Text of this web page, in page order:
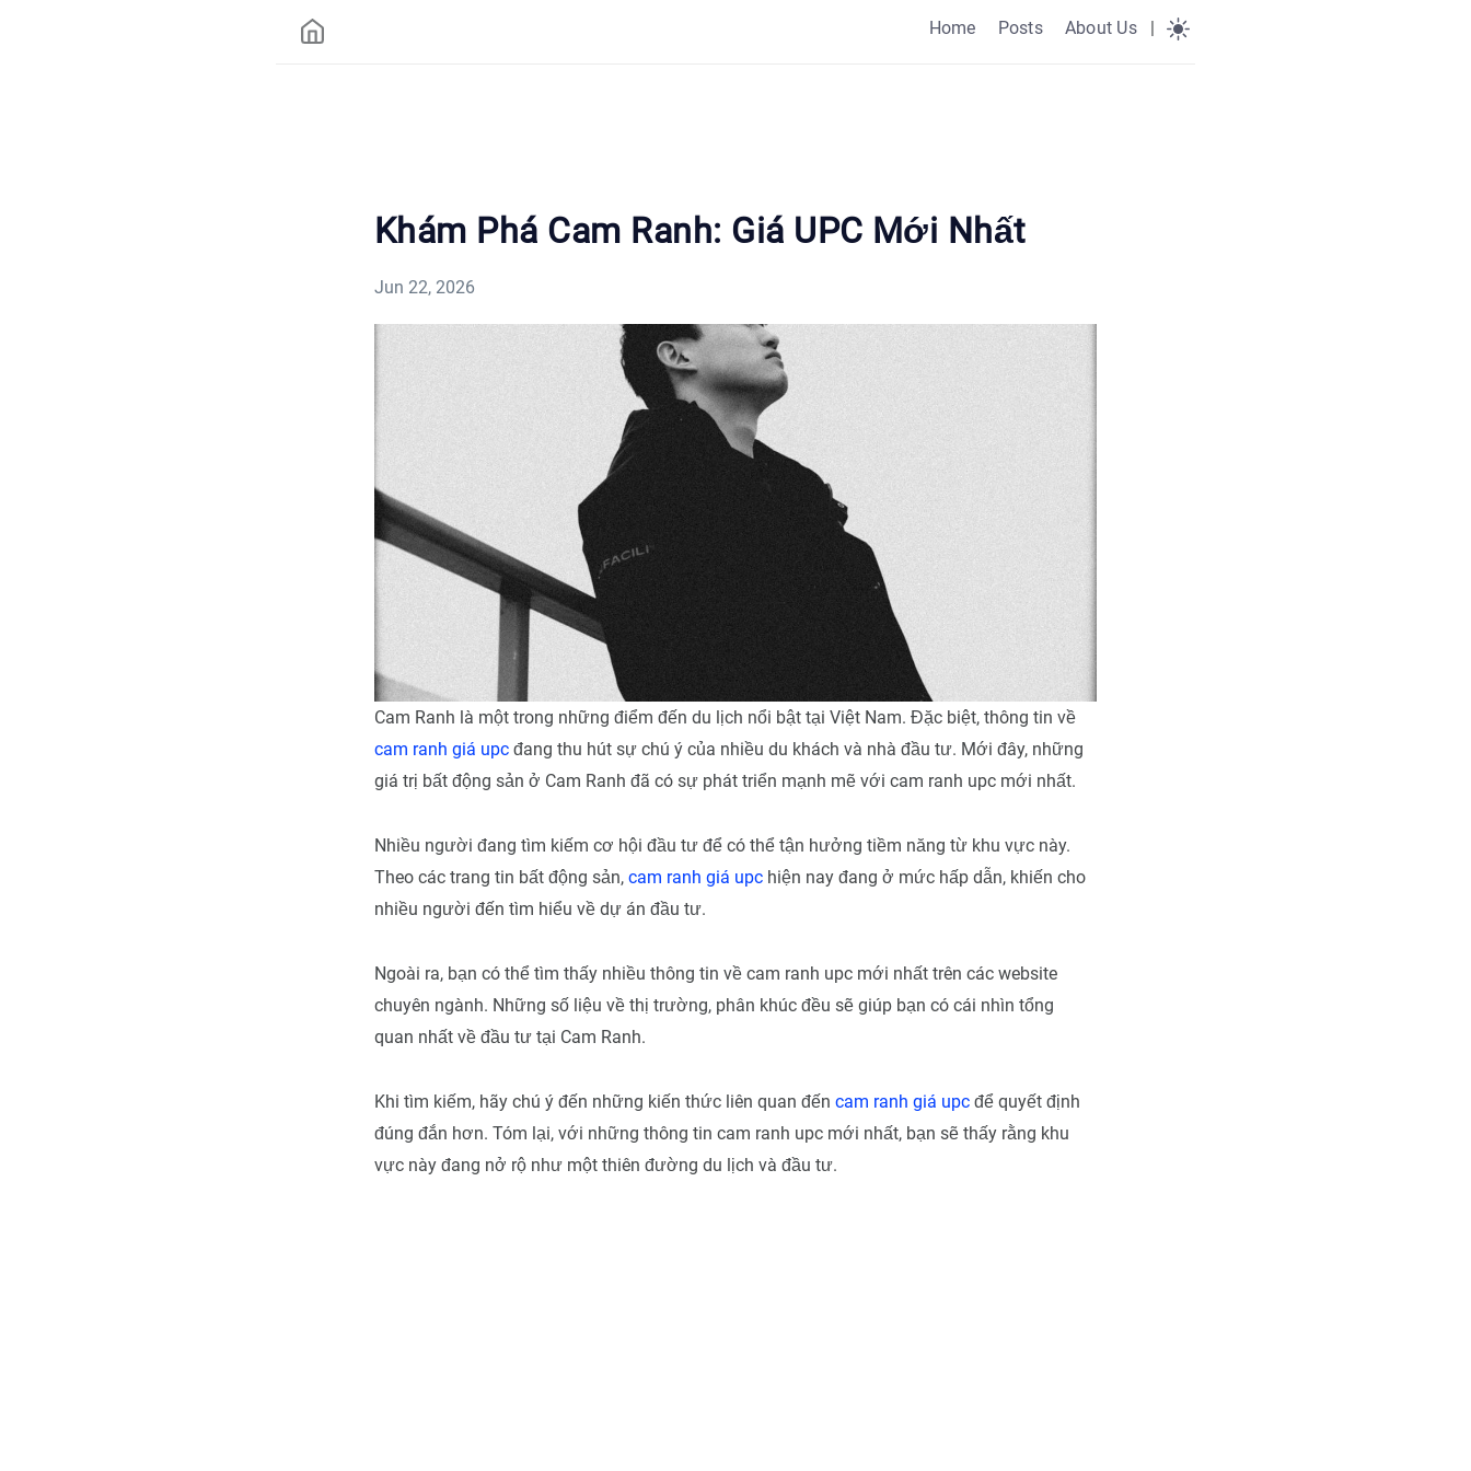
Home Posts About Us |
Khám Phá Cam Ranh: Giá UPC Mới Nhất
Jun 22, 2026
Cam Ranh là một trong những điểm đến du lịch nổi bật tại Việt Nam. Đặc biệt, thông tin về
cam ranh giá upc đang thu hút sự chú ý của nhiều du khách và nhà đầu tư. Mới đây, những
giá trị bất động sản ở Cam Ranh đã có sự phát triển mạnh mẽ với cam ranh upc mới nhất.
Nhiều người đang tìm kiếm cơ hội đầu tư để có thể tận hưởng tiềm năng từ khu vực này.
Theo các trang tin bất động sản, cam ranh giá upc hiện nay đang ở mức hấp dẫn, khiến cho
nhiều người đến tìm hiểu về dự án đầu tư.
Ngoài ra, bạn có thể tìm thấy nhiều thông tin về cam ranh upc mới nhất trên các website
chuyên ngành. Những số liệu về thị trường, phân khúc đều sẽ giúp bạn có cái nhìn tổng
quan nhất về đầu tư tại Cam Ranh.
Khi tìm kiếm, hãy chú ý đến những kiến thức liên quan đến cam ranh giá upc để quyết định
đúng đắn hơn. Tóm lại, với những thông tin cam ranh upc mới nhất, bạn sẽ thấy rằng khu
vực này đang nở rộ như một thiên đường du lịch và đầu tư.